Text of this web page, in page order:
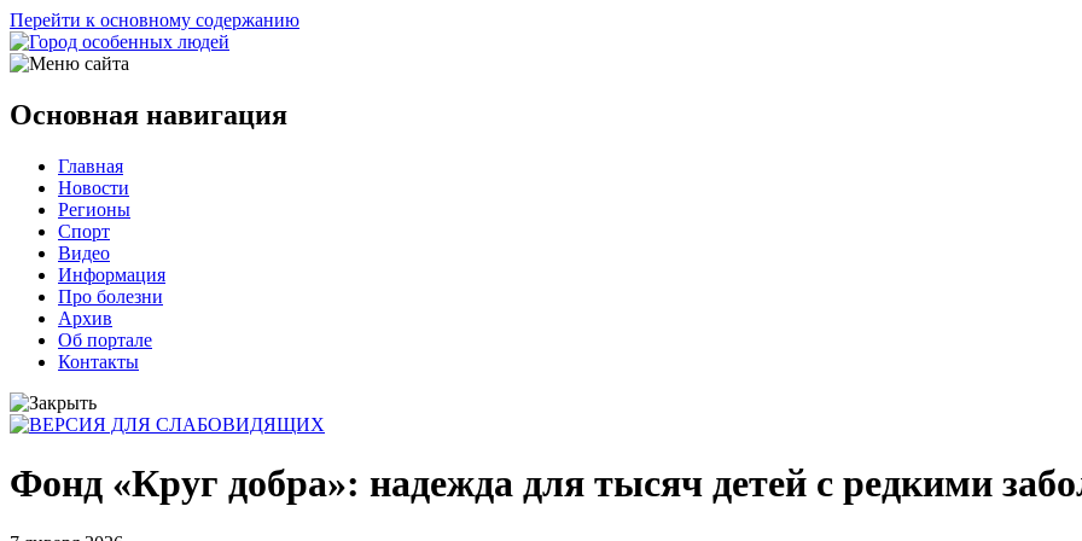
Перейти к основному содержанию
Основная навигация
Главная
Новости
Регионы
Спорт
Видео
Информация
Про болезни
Архив
Об портале
Контакты
Фонд «Круг добра»: надежда для тысяч детей с редкими